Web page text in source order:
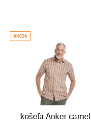
AKCIA
košeľa Anker camel